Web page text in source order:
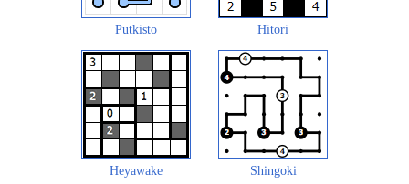
Putkisto Hitori
Heyawake Shingoki